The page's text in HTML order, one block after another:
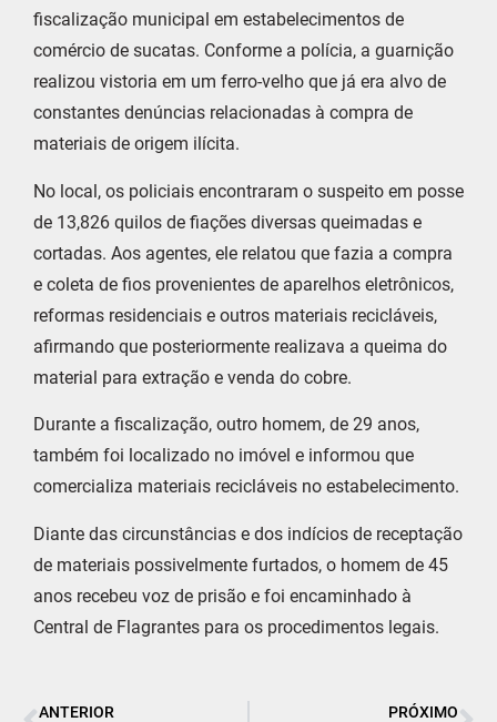
fiscalização municipal em estabelecimentos de
comércio de sucatas. Conforme a polícia, a guarnição
realizou vistoria em um ferro-velho que já era alvo de
constantes denúncias relacionadas à compra de
materiais de origem ilícita.
No local, os policiais encontraram o suspeito em posse
de 13,826 quilos de fiações diversas queimadas e
cortadas. Aos agentes, ele relatou que fazia a compra
e coleta de fios provenientes de aparelhos eletrônicos,
reformas residenciais e outros materiais recicláveis,
afirmando que posteriormente realizava a queima do
material para extração e venda do cobre.
Durante a fiscalização, outro homem, de 29 anos,
também foi localizado no imóvel e informou que
comercializa materiais recicláveis no estabelecimento.
Diante das circunstâncias e dos indícios de receptação
de materiais possivelmente furtados, o homem de 45
anos recebeu voz de prisão e foi encaminhado à
Central de Flagrantes para os procedimentos legais.
ANTERIOR PRÓXIMO